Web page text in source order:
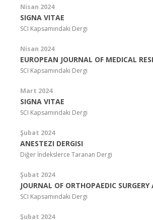
Nisan 2024
SIGNA VITAE
SCI Kapsamındaki Dergi
Nisan 2024
EUROPEAN JOURNAL OF MEDICAL
SCI Kapsamındaki Dergi
Mart 2024
SIGNA VITAE
SCI Kapsamındaki Dergi
Şubat 2024
ANESTEZI DERGISI
Diğer İndekslerce Taranan Dergi
Şubat 2024
JOURNAL OF ORTHOPAEDIC SURGERY
SCI Kapsamındaki Dergi
Şubat 2024